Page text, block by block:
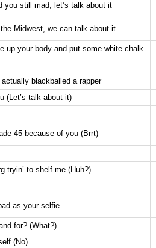
you still mad, let’s talk about it
Midwest, we can talk about it
up your body and put some white chalk
blackballed a rapper
(Let’s talk about it)
45 because of you (Brrt)
tryin’ to shelf me (Huh?)
as your selfie
for? (What?)
(No)